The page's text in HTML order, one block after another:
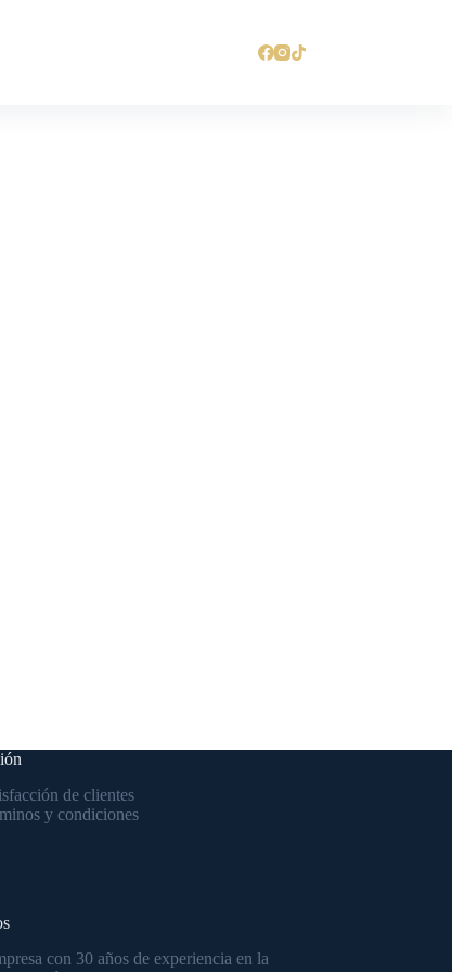
de clientes
y condiciones
con 30 años de experiencia en la